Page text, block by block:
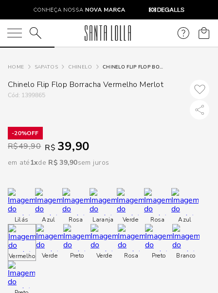
O que você está procurando?
SAPATOS CHINELO CHINELO FLIP FLOP BORRACHA VERMELHO MERLOT
Chinelo Flip Flop Borracha Vermelho Merlot
: 1399865
20%
R$49,90 R$ 39,90
em até1 R$ 39,90sem juros
Lilás Azul Rosa Laranja Verde Rosa Azul
Vermelho Verde Preto Verde Rosa Preto Branco